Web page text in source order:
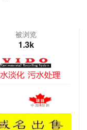
被浏览
1.3k